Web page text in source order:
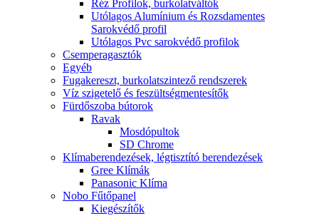
Réz Profilok, burkolatváltók
Utólagos Alumínium és Rozsdamentes
Sarokvédő profil
Utólagos Pvc sarokvédő profilok
Csemperagasztók
Egyéb
Fugakereszt, burkolatszintező rendszerek
Víz szigetelő és feszültségmentesítők
Fürdőszoba bútorok
Ravak
Mosdópultok
SD Chrome
Klímaberendezések, légtisztító berendezések
Gree Klímák
Panasonic Klíma
Nobo Fűtőpanel
Kiegészítők